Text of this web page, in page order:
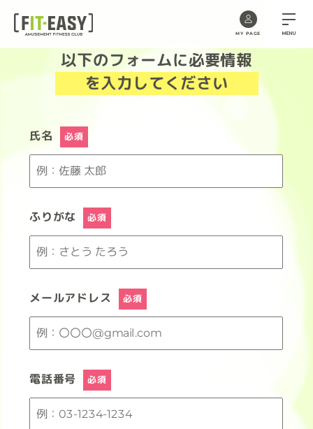
MY PAGE MENU
以下のフォームに必要情報
を入力してください
氏名 必須
ふりがな 必須
メールアドレス 必須
電話番号 必須